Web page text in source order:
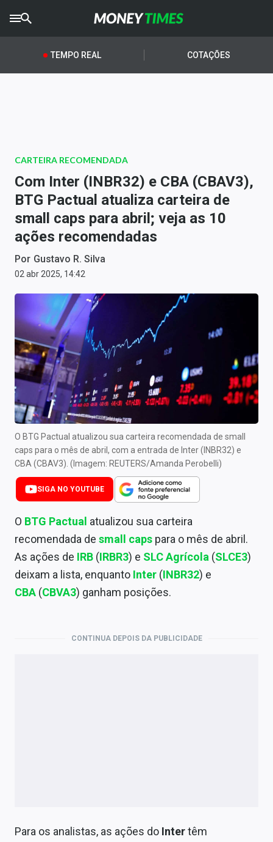
CRYPTOTIMES
AGROTIMES
Newsletters
Money Trader
Anuncie
Últimas Notícias
Comprar ou vender?
Carteiras Recomendadas
Central de Dividendos
Central de Fundos Imobiliários
Central dos IPOs
Renda Fixa
Finanças Pessoais
Mercados
Economia
Empresas
Sobre
TEMPO REAL COTAÇÕES
CARTEIRA RECOMENDADA
Com Inter (INBR32) e CBA (CBAV3),
BTG Pactual atualiza carteira de
small caps para abril; veja as 10
ações recomendadas
Por Gustavo R. Silva
02 abr 2025, 14:42
O BTG Pactual atualizou sua carteira recomendada de small
caps para o mês de abril, com a entrada de Inter (INBR32) e
CBA (CBAV3). (Imagem: REUTERS/Amanda Perobelli)
SIGA NO YOUTUBE
O BTG Pactual atualizou sua carteira
recomendada de small caps para o mês de abril.
As ações de IRB (IRBR3) e SLC Agrícola (SLCE3)
deixam a lista, enquanto Inter (INBR32) e
CBA (CBVA3) ganham posições.
CONTINUA DEPOIS DA PUBLICIDADE
Para os analistas, as ações do Intertêm